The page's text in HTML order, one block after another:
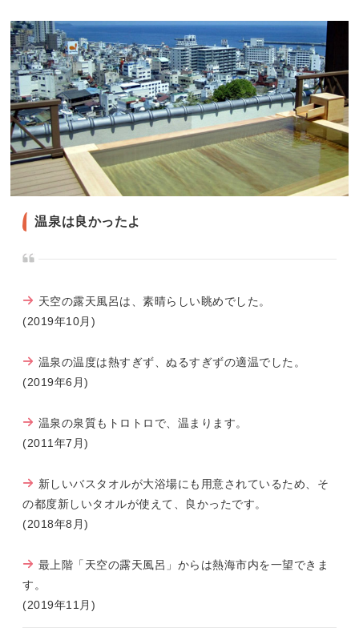
温泉は良かったよ
天空の露天風呂は、素晴らしい眺めでした。
(2019年10月)
温泉の温度は熱すぎず、ぬるすぎずの適温でした。
(2019年6月)
温泉の泉質もトロトロで、温まります。
(2011年7月)
新しいバスタオルが大浴場にも用意されているため、そ
の都度新しいタオルが使えて、良かったです。
(2018年8月)
最上階「天空の露天風呂」からは熱海市内を一望できま
す。
(2019年11月)